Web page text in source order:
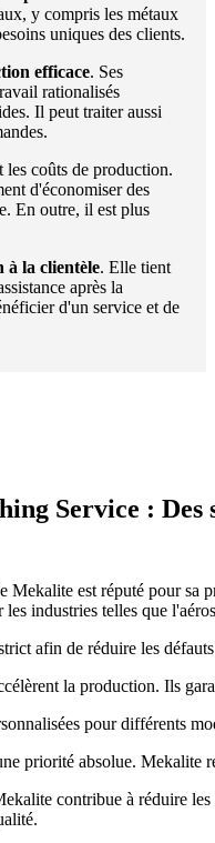
y compris les métaux
uniques des clients.
efficace. Ses
rationalisés
Il peut traiter aussi
coûts de production.
d'économiser des
En outre, il est plus
à la clientèle. Elle tient
après la
d'un service et de
Service : Des
Mekalite est réputé pour sa
industries telles que
afin de réduire les
la production. Ils
pour différents
priorité absolue. Mekalite
contribue à réduire